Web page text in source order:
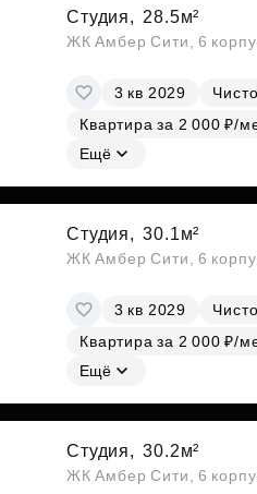
Студия, 28.5м²
ЖК Амбер Сити, 6
3 кв 2029
Квартира за 2 000 ₽/
Ещё
Студия, 30.1м²
ЖК Амбер Сити, 6
3 кв 2029
Квартира за 2 000 ₽/
Ещё
Студия, 30.2м²
ЖК Амбер Сити, 6